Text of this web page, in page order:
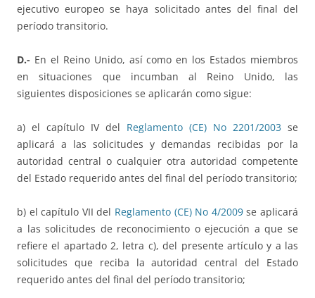
ejecutivo europeo se haya solicitado antes del final del
período transitorio.
D.- En el Reino Unido, así como en los Estados miembros
en situaciones que incumban al Reino Unido, las
siguientes disposiciones se aplicarán como sigue:
a) el capítulo IV del Reglamento (CE) No 2201/2003 se
aplicará a las solicitudes y demandas recibidas por la
autoridad central o cualquier otra autoridad competente
del Estado requerido antes del final del período transitorio;
b) el capítulo VII del Reglamento (CE) No 4/2009se aplicará
a las solicitudes de reconocimiento o ejecución a que se
refiere el apartado 2, letra c), del presente artículo y a las
solicitudes que reciba la autoridad central del Estado
requerido antes del final del período transitorio;